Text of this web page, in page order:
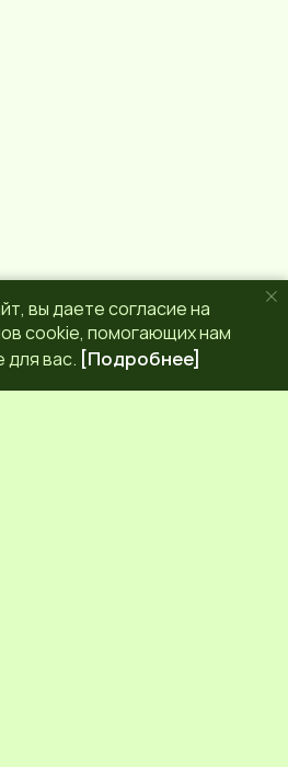
вы даете согласие на
cookie, помогающих нам
для вас. [Подробнее]